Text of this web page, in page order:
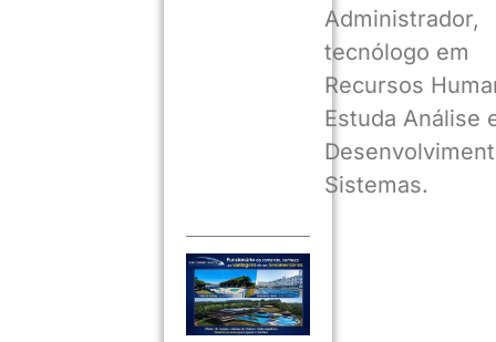
Administrador,
tecnólogo em
Recursos
Estuda Análise
Sistemas.